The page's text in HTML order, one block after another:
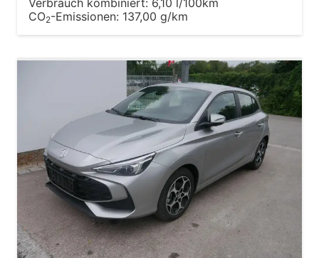
Verbrauch kombiniert: 6,10 l/100km
CO2-Emissionen: 137,00 g/km